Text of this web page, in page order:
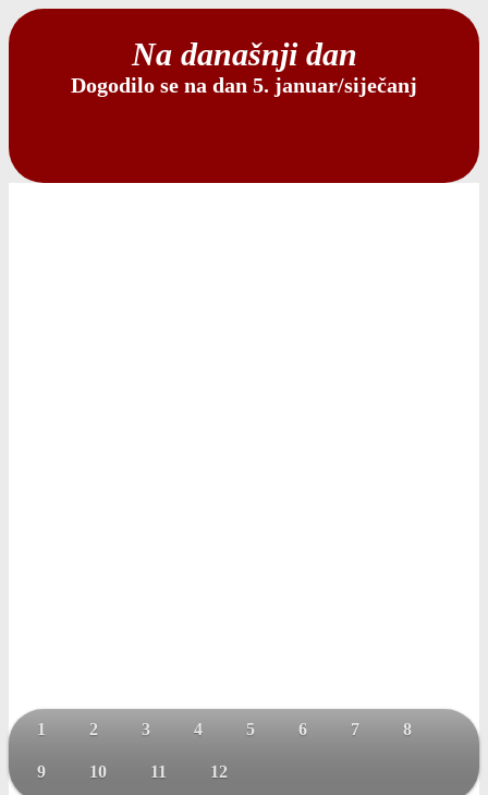
Na današnji dan
Dogodilo se na dan 5. januar/siječanj
1 2 3 4 5 6 7 8
9 10 11 12